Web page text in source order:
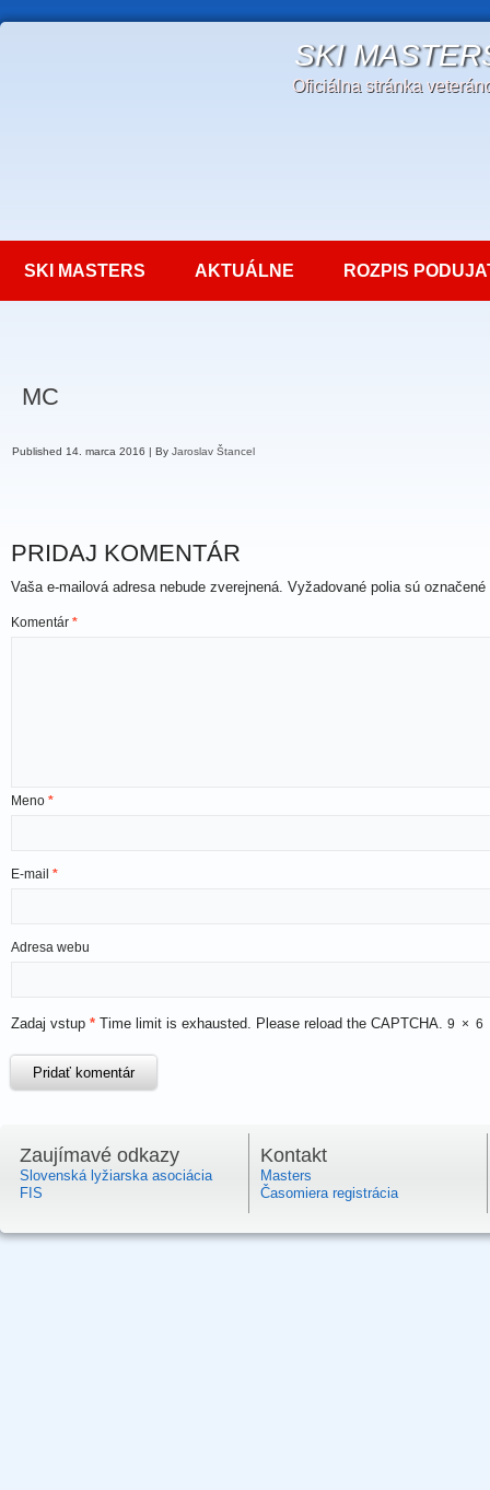
SKI
Oficiálna stránka
SKI MASTERS AKTUÁLNE ROZPIS
MC
Published 14. marca 2016 | By Jaroslav Štancel
PRIDAJ KOMENTÁR
Vaša e-mailová adresa nebude zverejnená. Vyžadované polia sú označené
Komentár *
Meno *
E-mail *
Adresa webu
Zadaj vstup * Time limit is exhausted. Please reload the CAPTCHA. 9 × 6
Zaujímavé odkazy
Slovenská lyžiarska asociácia
FIS
Kontakt
Masters
Časomiera registrácia